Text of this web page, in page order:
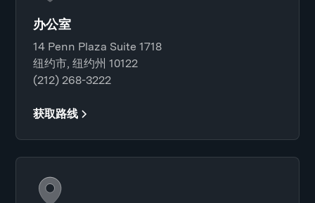
办公室
14 Penn Plaza Suite 1718
纽约市, 纽约州 10122
(212) 268-3222
获取路线